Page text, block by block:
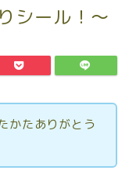
シール！～
かたありがとう